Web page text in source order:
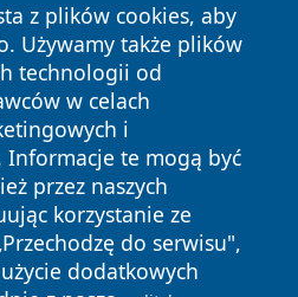
z plików cookies, aby
Używamy także plików
technologii od
w celach
i
Informacje te mogą być
przez naszych
korzystanie ze
do serwisu",
dodatkowych
Wszystkie prawa zastrzeżone.
Polityka
Cookies